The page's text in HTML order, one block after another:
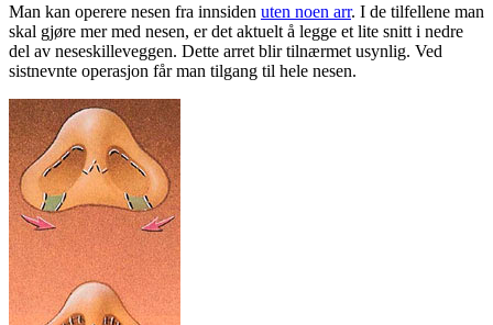
Man kan operere nesen fra innsiden uten noen arr. I de tilfellene man
skal gjøre mer med nesen, er det aktuelt å legge et lite snitt i nedre
del av neseskilleveggen. Dette arret blir tilnærmet usynlig. Ved
sistnevnte operasjon får man tilgang til hele nesen.